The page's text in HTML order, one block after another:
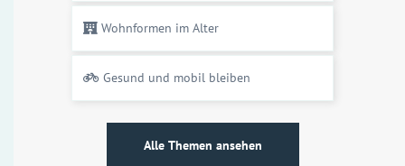
Wohnformen im Alter
Gesund und mobil bleiben
Alle Themen ansehen